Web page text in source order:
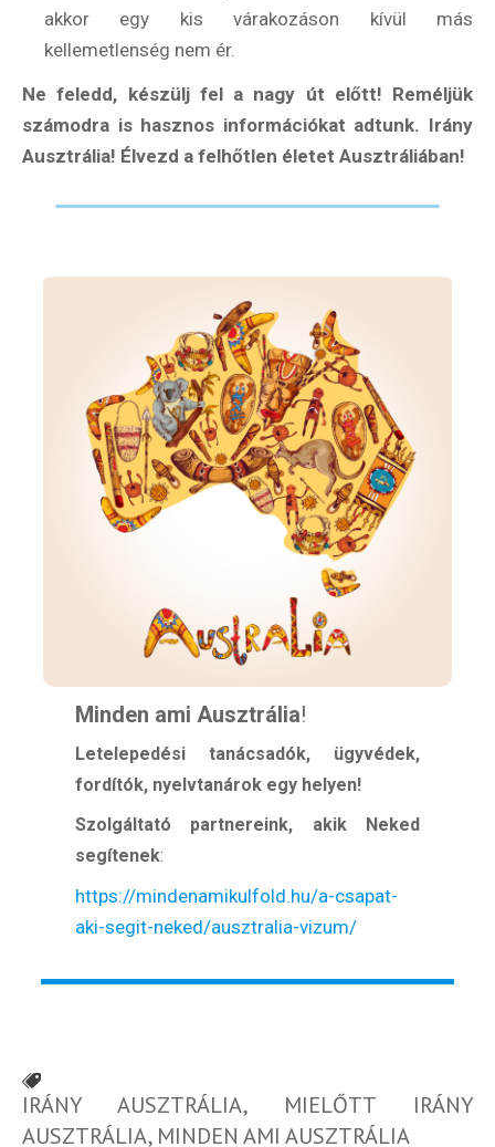
akkor egy kis várakozáson kívül más
kellemetlenség nem ér.
Ne feledd, készülj fel a nagy út előtt! Reméljük
számodra is hasznos információkat adtunk. Irány
Ausztrália! Élvezd a felhőtlen életet Ausztráliában!
Minden ami Ausztrália!
Letelepedési tanácsadók, ügyvédek,
fordítók, nyelvtanárok egy helyen!
Szolgáltató partnereink, akik Neked
segítenek:
https://mindenamikulfold.hu/a-csapat-
aki-segit-neked/ausztralia-vizum/
IRÁNY AUSZTRÁLIA, MIELŐTT IRÁNY
AUSZTRÁLIA, MINDEN AMI AUSZTRÁLIA